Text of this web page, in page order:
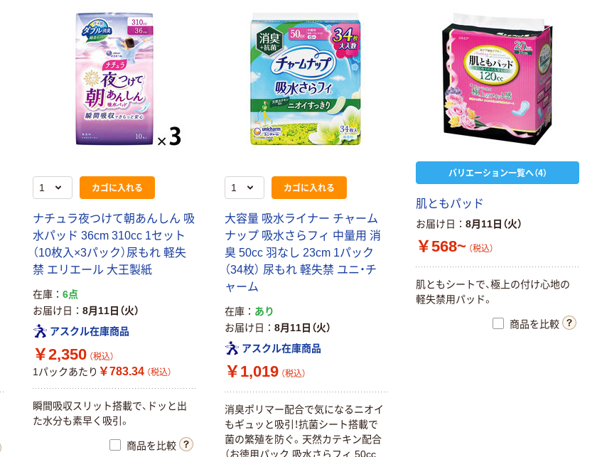
カゴに入れる
ナチュラ夜つけて朝あんしん 吸
水パッド 36cm 310cc 1セット
（10枚入×3パック）尿もれ 軽失
禁 エリエール 大王製紙
在庫
6点
お届け日
8月11日（火）
アスクル在庫商品
￥2,350 （税込）
1パックあたり ￥783.34 （税込）
瞬間吸収スリット搭載で、ドッと出
た水分も素早く吸引。
商品を比較
カゴに入れる
大容量 吸水ライナー チャーム
ナップ 吸水さらフィ 中量用 消
臭 50cc 羽なし 23cm 1パック
（34枚） 尿もれ 軽失禁 ユニ・チ
ャーム
在庫
あり
お届け日
8月11日（火）
アスクル在庫商品
￥1,019 （税込）
消臭ポリマー配合で気になるニオイ
もギュッと吸引！抗菌シート搭載で
菌の繁殖を防ぐ。天然カテキン配合
（お徳用パック 吸水さらフィ 50cc
バリエーション一覧へ（4）
肌ともパッド
お届け日 8月11日（火）
￥568~ （税込）
肌ともシートで、極上の付け心地の
軽失禁用パッド。
商品を比較